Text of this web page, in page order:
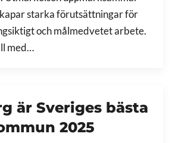
starka förutsättningar för
och målmedvetet arbete.
med…
är Sveriges bästa
2025